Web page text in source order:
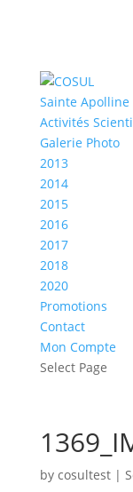
Sainte Apolline
Activités
Galerie Photo
2013
2014
2015
2016
2017
2018
2020
Promotions
Contact
Mon Compte
Select Page
by cosultest|